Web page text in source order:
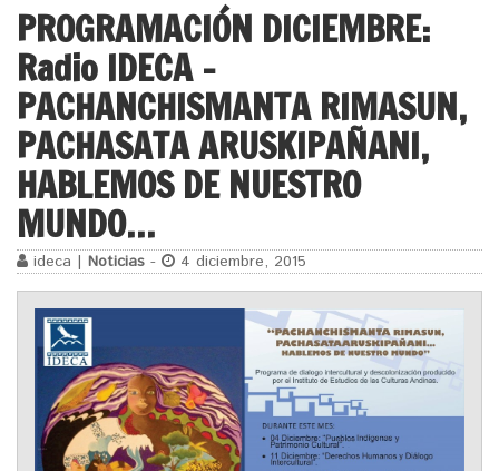
PROGRAMACIÓN DICIEMBRE:
Radio IDECA –
PACHANCHISMANTA RIMASUN,
PACHASATA ARUSKIPAÑANI,
HABLEMOS DE NUESTRO
MUNDO…
ideca | Noticias - 4 diciembre, 2015